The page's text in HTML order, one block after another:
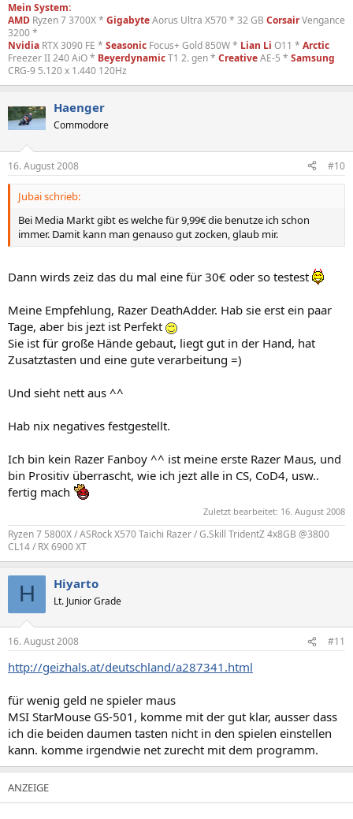
Mein System:
AMD Ryzen 7 3700X * GigabyteAorus Ultra X570 * 32 GB CorsairVengance
3200 *
Nvidia RTX 3090 FE * Seasonic Focus+ Gold 850W * Lian Li O11 * Arctic
Freezer II 240 AiO * BeyerdynamicT1 2. gen * CreativeAE-5 * Samsung
CRG-9 5.120 x 1.440 120Hz
Haenger
Commodore
16. August 2008 #10
Jubai schrieb:
Bei Media Markt gibt es welche für 9,99€ die benutze ich schon
immer. Damit kann man genauso gut zocken, glaub mir.
Dann wirds zeiz das du mal eine für 30€ oder so testest
Meine Empfehlung, Razer DeathAdder. Hab sie erst ein paar
Tage, aber bis jezt ist Perfekt
Sie ist für große Hände gebaut, liegt gut in der Hand, hat
Zusatztasten und eine gute verarbeitung =)
Und sieht nett aus ^^
Hab nix negatives festgestellt.
Ich bin kein Razer Fanboy ^^ ist meine erste Razer Maus, und
bin Prositiv überrascht, wie ich jezt alle in CS, CoD4, usw..
fertig mach
Zuletzt bearbeitet: 16. August 2008
Ryzen 7 5800X / ASRock X570 Taichi Razer / G.Skill TridentZ 4x8GB @3800
CL14 / RX 6900 XT
H Hiyarto
Lt. Junior Grade
16. August 2008 #11
http://geizhals.at/deutschland/a287341.html
für wenig geld ne spieler maus
MSI StarMouse GS-501, komme mit der gut klar, ausser dass
ich die beiden daumen tasten nicht in den spielen einstellen
kann. komme irgendwie net zurecht mit dem programm.